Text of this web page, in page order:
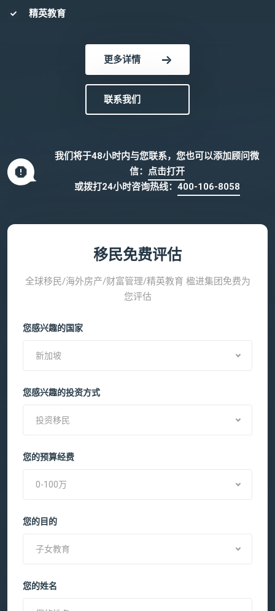
精英教育
更多详情
联系我们
我们将于48小时内与您联系，您也可以添加顾问微
信： 点击打开
或拨打24小时咨询热线： 400-106-8058
移民免费评估
全球移民/海外房产/财富管理/精英教育 楹进集团免费为
您评估
您感兴趣的国家
新加坡
您感兴趣的投资方式
投资移民
您的预算经费
0-100万
您的目的
子女教育
您的姓名